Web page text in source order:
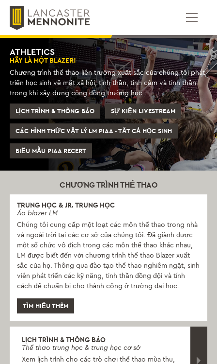
qua
phần
dungATHLETICS
HÃY LÀ MỘT BLAZER!
Chương trình thể thao liên trường xuất sắc của chúng tôi phát
triển học sinh về mặt xã hội, tinh thần, tình cảm và tinh thần
trong khi xây dựng cộng đồng trường học.
LỊCH TRÌNH & THÔNG BÁO SỰ KIỆN LIVESTREAM
CÁC HÌNH THỨC VẬT LÝ LM PIAA - TẤT CẢ HỌC SINH
BIỂU MẪU PIAA RECERT
CHƯƠNG TRÌNH THỂ THAO
TRUNG HỌC & JR. TRUNG HỌC
Áo blazer LM
Chúng tôi cung cấp một loạt các môn thể thao trong nhà
và ngoài trời tại các cơ sở của chúng tôi. Đã giành được
một số chức vô địch trong các môn thể thao khác nhau,
LM được biết đến với chương trình thể thao Blazer xuất
sắc của họ. Thông qua đào tạo thể thao nghiêm ngặt, sinh
viên phát triển các kỹ năng, tinh thần đồng đội và tính
cách để chuẩn bị cho thành công ở trường đại học.
TÌM HIỂU THÊM
LỊCH TRÌNH & THÔNG BÁO
Thể thao trung học & trung học cơ sở
Xem lịch trình cho các trò chơi thể thao mùa thu,